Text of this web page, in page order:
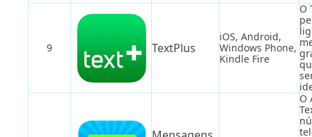
9 TextPlus
iOS, Android,
Windows Phone,
Kindle Fire
O
O